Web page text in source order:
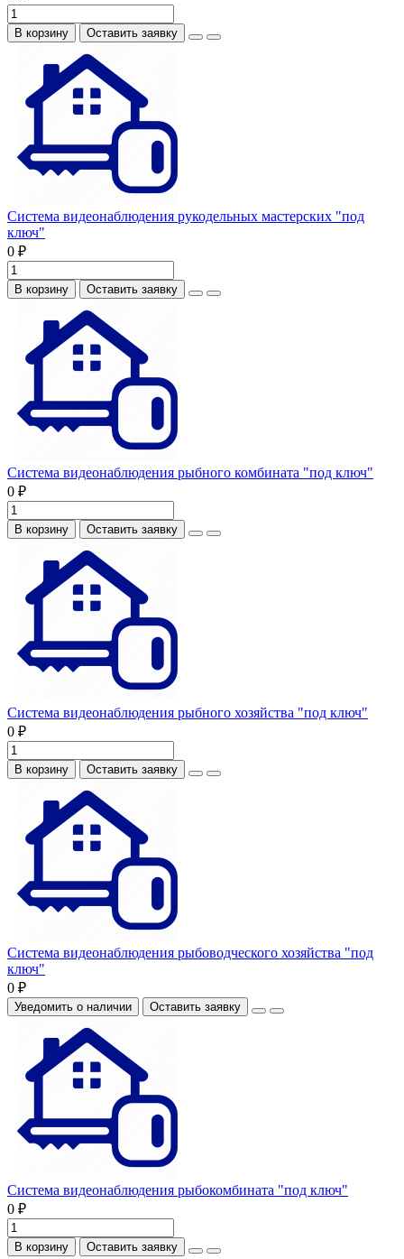
В корзину Оставить заявку
Система видеонаблюдения рукодельных мастерских "под
ключ"
0 ₽
В корзину Оставить заявку
Система видеонаблюдения рыбного комбината "под ключ"
0 ₽
В корзину Оставить заявку
Система видеонаблюдения рыбного хозяйства "под ключ"
0 ₽
В корзину Оставить заявку
Система видеонаблюдения рыбоводческого хозяйства "под
ключ"
0 ₽
Уведомить о наличии Оставить заявку
Система видеонаблюдения рыбокомбината "под ключ"
0 ₽
В корзину Оставить заявку